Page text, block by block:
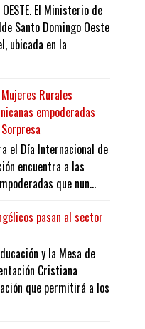
OESTE. El Ministerio de
Santo Domingo Oeste
ubicada en la
Rurales
empoderadas
el Día Internacional de
encuentra a las
que nun...
pasan al sector
y la Mesa de
Cristiana
que permitirá a los